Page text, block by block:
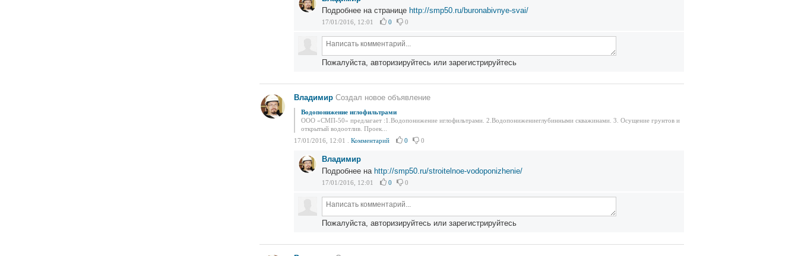
Подробнее на странице http://smp50.ru/buronabivnye-svai/
17/01/2016, 12:01 0 0
Пожалуйста, авторизируйтесь или зарегистрируйтесь
Владимир Создал новое объявление
Водопонижение иглофильтрами
ООО «СМП-50» предлагает :1.Водопонижение иглофильтрами. 2.Водопонижениеглубинными скважинами. 3. Осущение грунтов и
открытый водоотлив. Проек...
17/01/2016, 12:01
Комментарий 0 0
Владимир
Подробнее на http://smp50.ru/stroitelnoe-vodoponizhenie/
17/01/2016, 12:01 0 0
Пожалуйста, авторизируйтесь или зарегистрируйтесь